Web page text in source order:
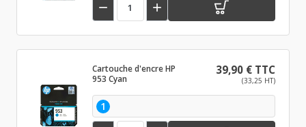
 
Cartouche d'encre HP
953 Cyan
39,90 € TTC
(33,25 HT)
1